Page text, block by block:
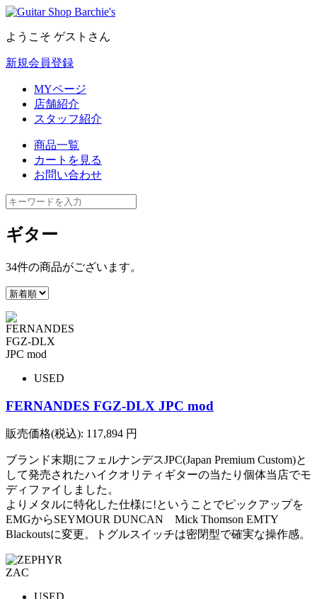
ようこそ ゲストさん
新規会員登録
MYページ
店舗紹介
スタッフ紹介
商品一覧
カートを見る
お問い合わせ
ギター
34件の商品がございます。
USED
FERNANDES FGZ-DLX JPC mod
販売価格(税込): 117,894 円
ブランド末期にフェルナンデスJPC(Japan Premium Custom)と
して発売されたハイクオリティギターの当たり個体当店でモ
ディファイしました。
よりメタルに特化した仕様に!ということでピックアップを
EMGからSEYMOUR DUNCAN Mick Thomson EMTY
Blackoutsに変更。トグルスイッチは密閉型で確実な操作感。